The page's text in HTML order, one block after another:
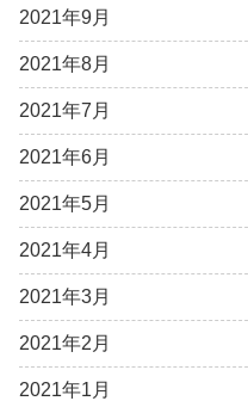
2021年9月
2021年8月
2021年7月
2021年6月
2021年5月
2021年4月
2021年3月
2021年2月
2021年1月